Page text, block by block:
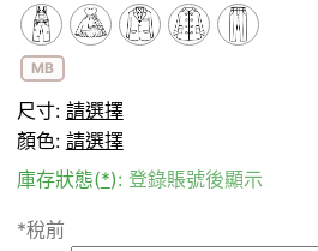
MB
尺寸: 請選擇
顏色: 請選擇
庫存狀態(*): 登錄賬號後顯示
*稅前